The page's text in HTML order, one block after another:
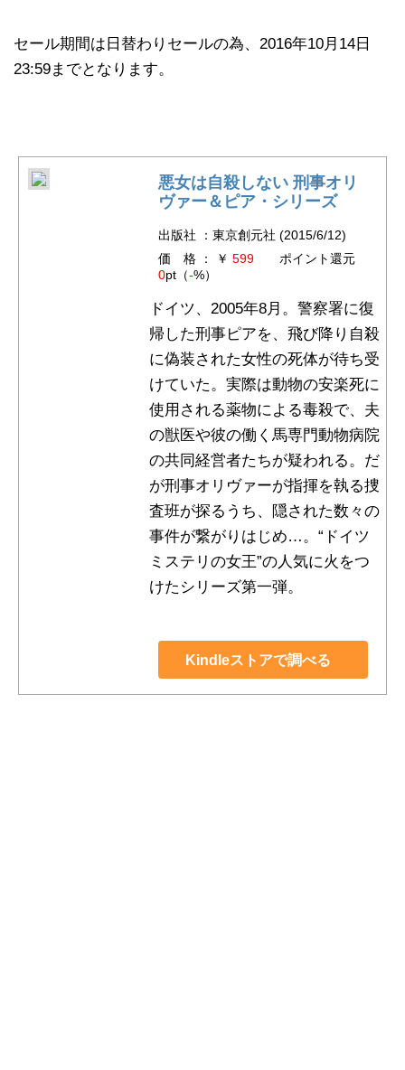
セール期間は日替わりセールの為、2016年10月14日
23:59までとなります。
悪女は自殺しない 刑事オリ
ヴァー＆ピア・シリーズ
出版社 ：東京創元社 (2015/6/12)
価 格 ： ￥ 599ポイント還元
0pt（-%）
ドイツ、2005年8月。警察署に復
帰した刑事ピアを、飛び降り自殺
に偽装された女性の死体が待ち受
けていた。実際は動物の安楽死に
使用される薬物による毒殺で、夫
の獣医や彼の働く馬専門動物病院
の共同経営者たちが疑われる。だ
が刑事オリヴァーが指揮を執る捜
査班が探るうち、隠された数々の
事件が繋がりはじめ…。“ドイツ
ミステリの女王”の人気に火をつ
けたシリーズ第一弾。
Kindleストアで調べる